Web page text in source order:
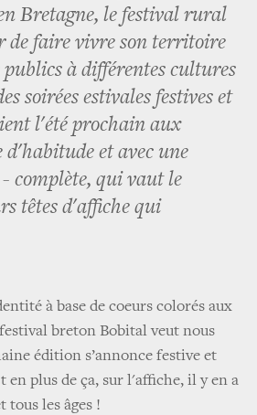
Bretagne, le festival rural
de faire vivre son territoire
publics à différentes cultures
soirées estivales festives et
l'été prochain aux
d'habitude et avec une
complète, qui vaut le
têtes d'affiche qui
à base de coeurs colorés aux
breton Bobital veut nous
édition s’annonce festive et
en plus de ça, sur l'affiche, il y en a
tous les âges !